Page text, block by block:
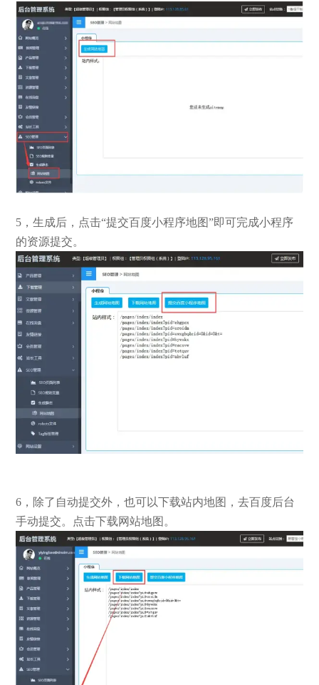
5，生成后，点击“提交百度小程序地图”即可完成小程序
的资源提交。
6，除了自动提交外，也可以下载站内地图，去百度后台
手动提交。点击下载网站地图。